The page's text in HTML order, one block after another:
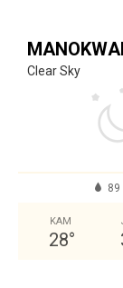
Clear Sky
89
KAM
28°